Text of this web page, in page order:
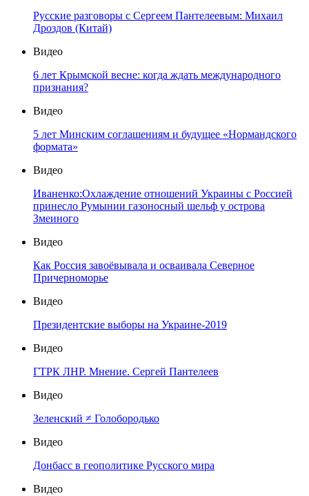
Русские разговоры с Сергеем Пантелеевым: Михаил
Дроздов (Китай)
Видео
6 лет Крымской весне: когда ждать международного
признания?
Видео
5 лет Минским соглашениям и будущее «Нормандского
формата»
Видео
Иваненко:Охлаждение отношений Украины с Россией
принесло Румынии газоносный шельф у острова
Змеиного
Видео
Как Россия завоёвывала и осваивала Северное
Причерноморье
Видео
Президентские выборы на Украине-2019
Видео
ГТРК ЛНР. Мнение. Сергей Пантелеев
Видео
Зеленский ≠ Голобородько
Видео
Донбасс в геополитике Русского мира
Видео